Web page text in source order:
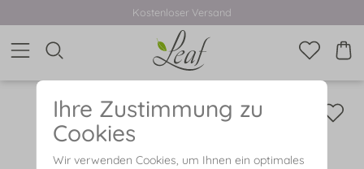
Kostenloser Versand
Ihre Zustimmung zu
Cookies
Wir verwenden Cookies, um Ihnen ein optimales